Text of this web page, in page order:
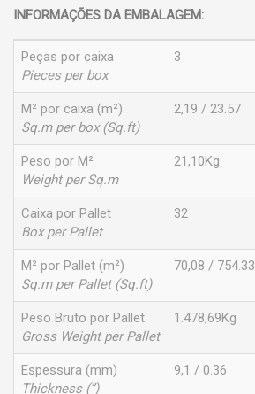
INFORMAÇÕES DA EMBALAGEM:
Peças por caixa
Pieces per box
3
M² por caixa (m²)
Sq.m per box (Sq.ft)
2,19 / 23.57
Peso por M²
Weight per Sq.m
21,10Kg
Caixa por Pallet
Box per Pallet
32
M² por Pallet (m²)
Sq.m per Pallet (Sq.ft)
70,08 / 754.33
Peso Bruto por Pallet
Gross Weight per Pallet
1.478,69Kg
Espessura (mm)
Thickness (”)
9,1 / 0.36